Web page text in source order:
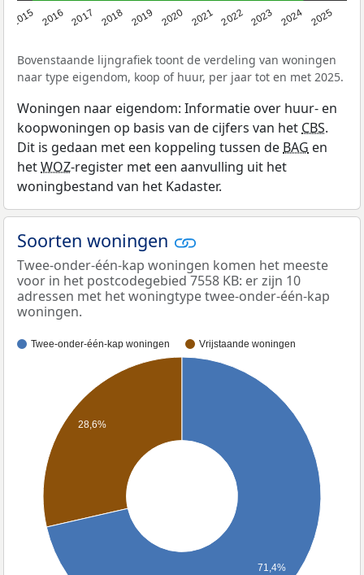
2015 2016 2017 2018 2019 2020 2021 2022 2023 2024 2025
Bovenstaande lijngrafiek toont de verdeling van woningen
naar type eigendom, koop of huur, per jaar tot en met 2025.
Woningen naar eigendom: Informatie over huur- en
koopwoningen op basis van de cijfers van het CBS.
Dit is gedaan met een koppeling tussen de BAG en
hetWOZ-register met een aanvulling uit het
woningbestand van het Kadaster.
Soorten woningen
Twee-onder-één-kap woningen komen het meeste
voor in het postcodegebied 7558 KB: er zijn 10
adressen met het woningtype twee-onder-één-kap
woningen.
Twee-onder-één-kap woningen Vrijstaande woningen
28,6%
71,4%